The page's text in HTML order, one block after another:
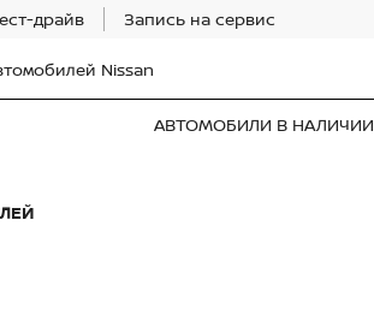
драйв Запись на сервис
Nissan
АВТОМОБИЛИ В НАЛИЧИИ